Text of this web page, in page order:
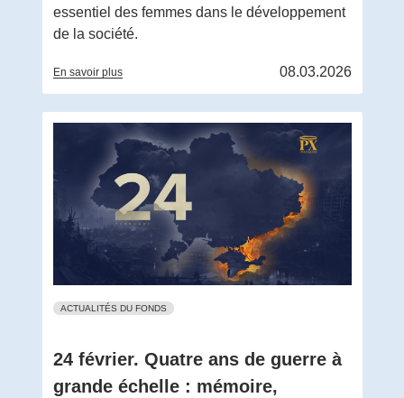
essentiel des femmes dans le développement
de la société.
En savoir plus 08.03.2026
ACTUALITÉS DU FONDS
24 février. Quatre ans de guerre à
grande échelle : mémoire,